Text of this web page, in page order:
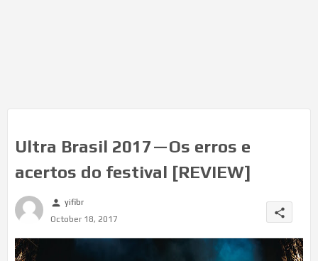
Ultra Brasil 2017 — Os erros e
acertos do festival [REVIEW]
person yifibr
October 18, 2017
share